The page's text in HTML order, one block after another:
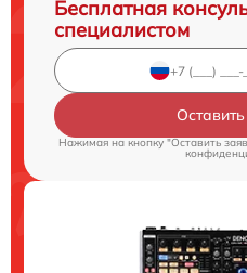
Бесплатная
специалистом
Нажимая на кнопку "Оставить